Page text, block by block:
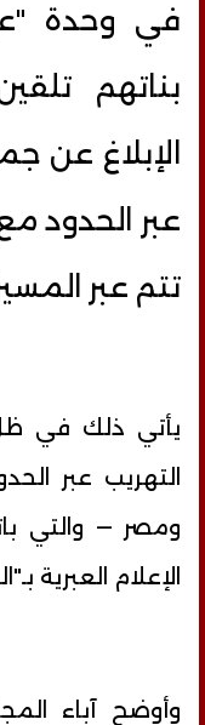
في وحدة
بناتهم
الإبلاغ عن
عبر الحدود
تتم عبر
يأتي ذلك في ظل
التهريب عبر
ومصر — والتي
الإعلام العبرية
وأوضح آباء